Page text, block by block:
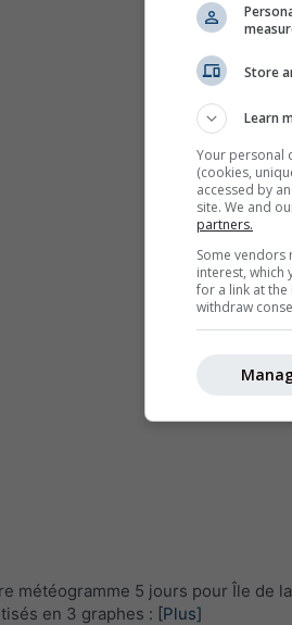
météogramme 5 jours pour Île de
en 3 graphes : [Plus]
Store
Learn
Your personal
(cookies,
accessed by
site. We and
partners.
Some
interest, which
for a link at
withdraw